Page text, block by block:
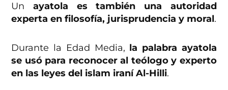
Unayatola es también una autoridad
experta en filosofía, jurisprudencia y moral.
Durante la Edad Media, la palabra ayatola
se usó para reconocer al teólogo y experto
en las leyes del islam iraní Al-Hilli.